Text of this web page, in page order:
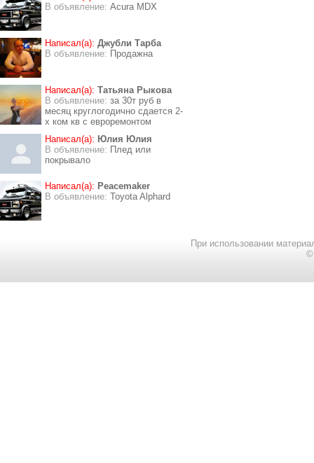
В объявление: Acura MDX
Написал(а): Джубли Тарба
В объявление: Продажна
Написал(а): Татьяна Рыкова
В объявление: за 30т руб в
месяц круглогодично сдается 2-
х ком кв с евроремонтом
Написал(а): Юлия Юлия
В объявление: Плед или
покрывало
Написал(а): Peacemaker
В объявление: Toyota Alphard
При использовании